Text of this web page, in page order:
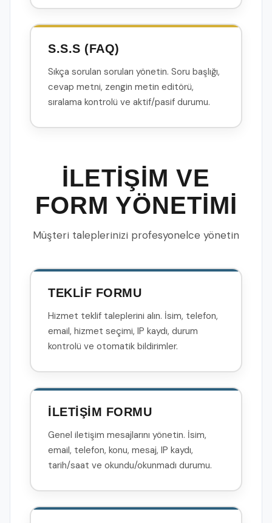
S.S.S (FAQ)
Sıkça sorulan soruları yönetin. Soru başlığı,
cevap metni, zengin metin editörü,
sıralama kontrolü ve aktif/pasif durumu.
İLETİŞİM VE
FORM YÖNETİMİ
Müşteri taleplerinizi profesyonelce yönetin
TEKLİF FORMU
Hizmet teklif taleplerini alın. İsim, telefon,
email, hizmet seçimi, IP kaydı, durum
kontrolü ve otomatik bildirimler.
İLETİŞİM FORMU
Genel iletişim mesajlarını yönetin. İsim,
email, telefon, konu, mesaj, IP kaydı,
tarih/saat ve okundu/okunmadı durumu.